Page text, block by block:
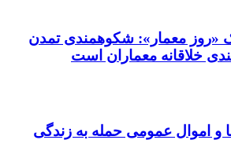
«روز معمار»: شکوهمندی تمدن
خلاقانه معماران است
اموال عمومی حمله به زندگی